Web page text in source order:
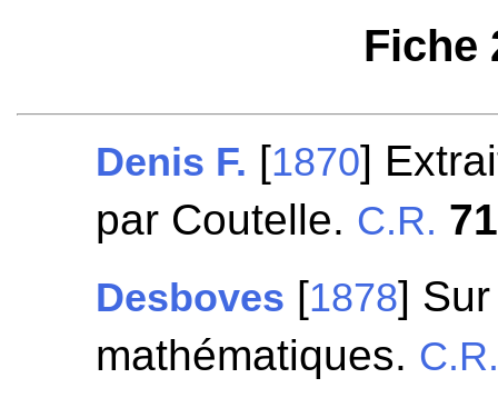
Fiche
Denis F. [1870]
par Coutelle. C.R. 71
Desboves [1878]
mathématiques.